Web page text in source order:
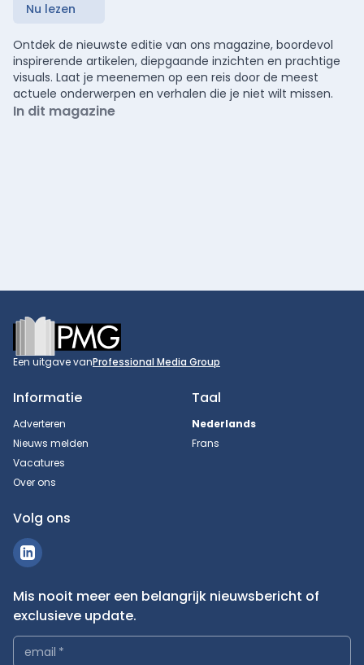
Nu lezen
Ontdek de nieuwste editie van ons magazine, boordevol
inspirerende artikelen, diepgaande inzichten en prachtige
visuals. Laat je meenemen op een reis door de meest
actuele onderwerpen en verhalen die je niet wilt missen.
In dit magazine
Footer
Een uitgave vanProfessional Media Group
Informatie
Adverteren
Nieuws melden
Vacatures
Over ons
Taal
Nederlands
Frans
Volg ons
Mis nooit meer een belangrijk nieuwsbericht of
exclusieve update.
email *